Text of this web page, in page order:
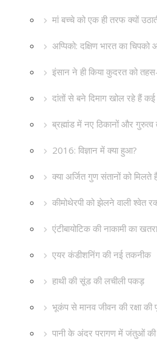
मां बच्चे को एक ही तरफ क्यों
अप्पिको: दक्षिण भारत का
इंसान ने ही किया कुदरत को
दांतों से बने दिमाग खोल रहे हैं
ब्रह्मांड में नए ठिकानों और
2016: विज्ञान में क्या हुआ?
क्या अर्जित गुण संतानों को मिलते
कीमोथेरपी को झेलने वाली श्वेत
एंटीबायोटिक की नाकामी का खतरा
एयर कंडीशनिंग की नई तकनीक
हाथी की सूंड की लचीली पकड़
भूकंप से मानव जीवन की रक्षा की
पानी के अंदर परागण में जंतुओं की